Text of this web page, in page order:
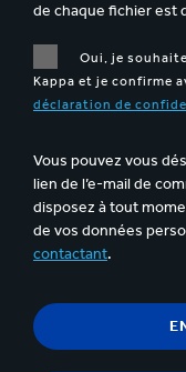
de chaque fichier est
Oui, je
Kappa et je confirme
déclaration de
Vous pouvez vous
lien de l’e-mail de
disposez à tout
de vos données
contactant.